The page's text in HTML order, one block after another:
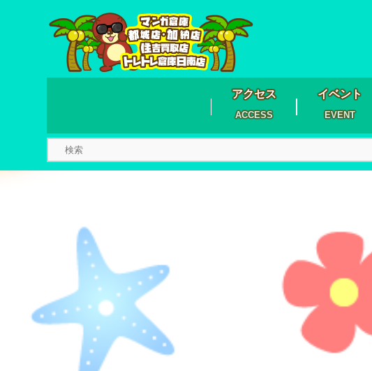
アクセス
ACCESS
イベント
EVENT